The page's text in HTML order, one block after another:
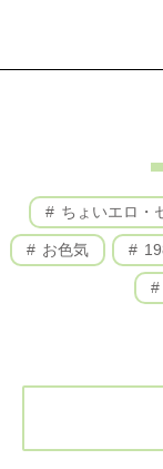
ちょいエロ・
お色気